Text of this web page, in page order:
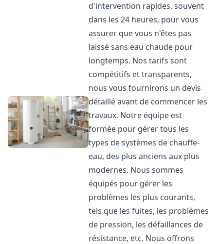
d'intervention rapides, souvent
dans les 24 heures, pour vous
assurer que vous n'êtes pas
laissé sans eau chaude pour
longtemps. Nos tarifs sont
compétitifs et transparents,
nous vous fournirons un devis
détaillé avant de commencer les
travaux. Notre équipe est
formée pour gérer tous les
types de systèmes de chauffe-
eau, des plus anciens aux plus
modernes. Nous sommes
équipés pour gérer les
problèmes les plus courants,
tels que les fuites, les problèmes
de pression, les défaillances de
résistance, etc. Nous offrons